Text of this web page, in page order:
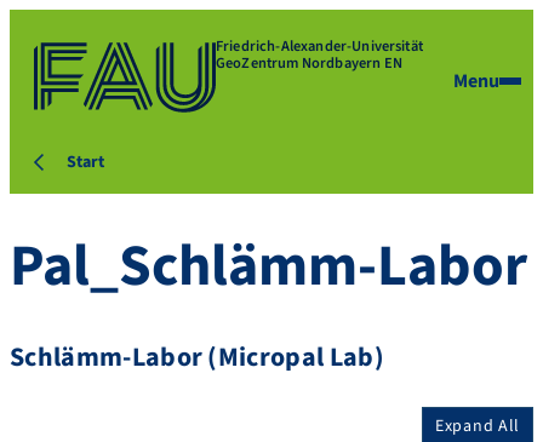
Friedrich-Alexander-Universität
GeoZentrum Nordbayern EN
Menu
Start
Pal_Schlämm-Labor
Schlämm-Labor (Micropal Lab)
Expand All